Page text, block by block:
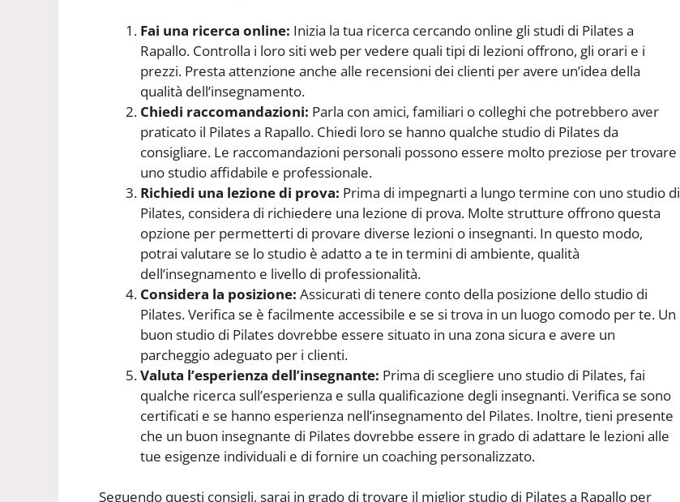
Fai una ricerca online: Inizia la tua ricerca cercando online gli studi di Pilates a
Rapallo. Controlla i loro siti web per vedere quali tipi di lezioni offrono, gli orari e i
prezzi. Presta attenzione anche alle recensioni dei clienti per avere un’idea della
qualità dell’insegnamento.
Chiedi raccomandazioni: Parla con amici, familiari o colleghi che potrebbero aver
praticato il Pilates a Rapallo. Chiedi loro se hanno qualche studio di Pilates da
consigliare. Le raccomandazioni personali possono essere molto preziose per trovare
uno studio affidabile e professionale.
Richiedi una lezione di prova: Prima di impegnarti a lungo termine con uno studio di
Pilates, considera di richiedere una lezione di prova. Molte strutture offrono questa
opzione per permetterti di provare diverse lezioni o insegnanti. In questo modo,
potrai valutare se lo studio è adatto a te in termini di ambiente, qualità
dell’insegnamento e livello di professionalità.
Considera la posizione: Assicurati di tenere conto della posizione dello studio di
Pilates. Verifica se è facilmente accessibile e se si trova in un luogo comodo per te. Un
buon studio di Pilates dovrebbe essere situato in una zona sicura e avere un
parcheggio adeguato per i clienti.
Valuta l’esperienza dell’insegnante: Prima di scegliere uno studio di Pilates, fai
qualche ricerca sull’esperienza e sulla qualificazione degli insegnanti. Verifica se sono
certificati e se hanno esperienza nell’insegnamento del Pilates. Inoltre, tieni presente
che un buon insegnante di Pilates dovrebbe essere in grado di adattare le lezioni alle
tue esigenze individuali e di fornire un coaching personalizzato.
Seguendo questi consigli, sarai in grado di trovare il miglior studio di Pilates a Rapallo per